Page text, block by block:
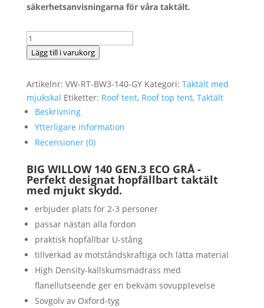
säkerhetsanvisningarna för våra taktält.
BIG
WILLOW
140
ECO
Taktält
mjukskal
mängd
Lägg till i varukorg
Artikelnr: VW-RT-BW3-140-GY Kategori: Taktält med
mjukskal Etiketter: Roof tent, Roof top tent, Taktält
Beskrivning
Ytterligare information
Recensioner (0)
BIG WILLOW 140 GEN.3 ECO GRÅ -
Perfekt designat hopfällbart taktält
med mjukt skydd.
erbjuder plats för 2-3 personer
passar nästan alla fordon
praktisk hopfällbar U-stång
tillverkad av motståndskraftiga och lätta material
High Density-kallskumsmadrass med
flanellutseende ger en bekväm sovupplevelse
Sovgolv av Oxford-tyg